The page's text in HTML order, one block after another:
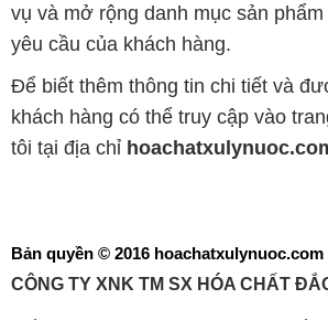
vụ và mở rộng danh mục sản
yêu cầu của khách hàng.
Để biết thêm thông tin chi tiết và
khách hàng có thể truy cập vào
tôi tại địa chỉ
Bản quyền © 2016 hoachatxulynuoc.com
CÔNG TY XNK TM SX HÓA CHẤT